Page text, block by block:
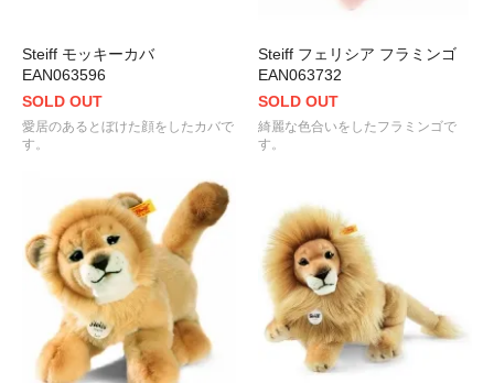
Steiff モッキーカバ
EAN063596
SOLD OUT
愛居のあるとぼけた顔をしたカバで
す。
Steiff フェリシア フラミンゴ
EAN063732
SOLD OUT
綺麗な色合いをしたフラミンゴで
す。